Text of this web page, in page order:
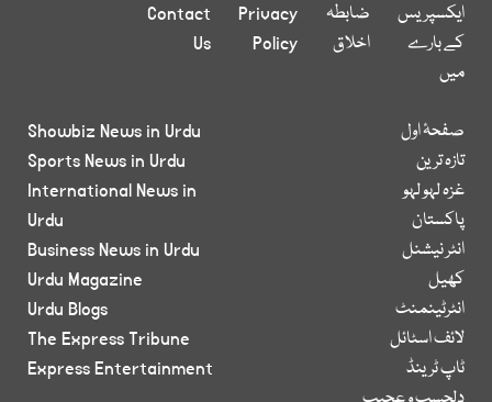
ایکسپریس
کے بارے
میں
ضابطہ
اخلاق
Privacy
Policy
Contact
Us
صفحۂ اول
تازہ ترین
غزہ لہو لہو
پاکستان
انٹر نیشنل
کھیل
انٹرٹینمنٹ
لائف اسٹائل
ٹاپ ٹرینڈ
Showbiz News in Urdu
Sports News in Urdu
International News in
Urdu
Business News in Urdu
Urdu Magazine
Urdu Blogs
The Express Tribune
Express Entertainment